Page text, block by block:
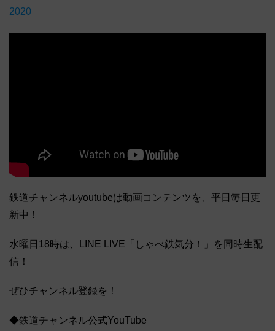
2020
鉄道チャンネルyoutubeは動画コンテンツを、平日毎日更
新中！
水曜日18時は、LINE LIVE「しゃべ鉄気分！」を同時生配
信！
ぜひチャンネル登録を！
◆鉄道チャンネル公式YouTube